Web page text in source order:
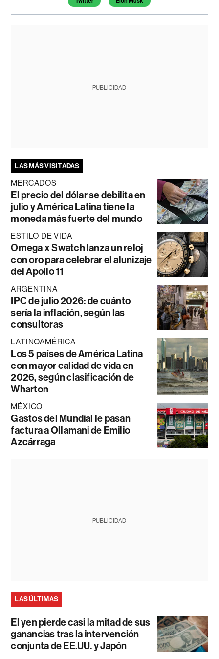
PUBLICIDAD
LAS MÁS VISITADAS
MERCADOS
El precio del dólar se debilita en
julio y América Latina tiene la
moneda más fuerte del mundo
ESTILO DE VIDA
Omega x Swatch lanza un reloj
con oro para celebrar el alunizaje
del Apollo 11
ARGENTINA
IPC de julio 2026: de cuánto
sería la inflación, según las
consultoras
LATINOAMÉRICA
Los 5 países de América Latina
con mayor calidad de vida en
2026, según clasificación de
Wharton
MÉXICO
Gastos del Mundial le pasan
factura a Ollamani de Emilio
Azcárraga
PUBLICIDAD
LAS ÚLTIMAS
El yen pierde casi la mitad de sus
ganancias tras la intervención
conjunta de EE.UU. y Japón